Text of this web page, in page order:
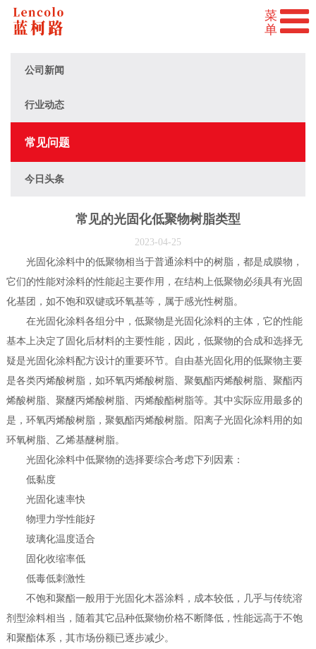
公司新闻
行业动态
常见问题
今日头条
常见的光固化低聚物树脂类型
2023-04-25
光固化涂料中的低聚物相当于普通涂料中的树脂，都是成膜物，
它们的性能对涂料的性能起主要作用，在结构上低聚物必须具有光固
化基团，如不饱和双键或环氧基等，属于感光性树脂。
在光固化涂料各组分中，低聚物是光固化涂料的主体，它的性能
基本上决定了固化后材料的主要性能，因此，低聚物的合成和选择无
疑是光固化涂料配方设计的重要环节。自由基光固化用的低聚物主要
是各类丙烯酸树脂，如环氧丙烯酸树脂、聚氨酯丙烯酸树脂、聚酯丙
烯酸树脂、聚醚丙烯酸树脂、丙烯酸酯树脂等。其中实际应用最多的
是，环氧丙烯酸树脂，聚氨酯丙烯酸树脂。阳离子光固化涂料用的如
环氧树脂、乙烯基醚树脂。
光固化涂料中低聚物的选择要综合考虑下列因素：
低黏度
光固化速率快
物理力学性能好
玻璃化温度适合
固化收缩率低
低毒低刺激性
不饱和聚酯一般用于光固化木器涂料，成本较低，几乎与传统溶
剂型涂料相当，随着其它品种低聚物价格不断降低，性能远高于不饱
和聚酯体系，其市场份额已逐步减少。